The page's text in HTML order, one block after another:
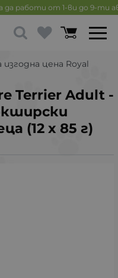
да работи от 1-ви до 9-ти
цена Royal
Terrier Adult -
(12 x 85 г)